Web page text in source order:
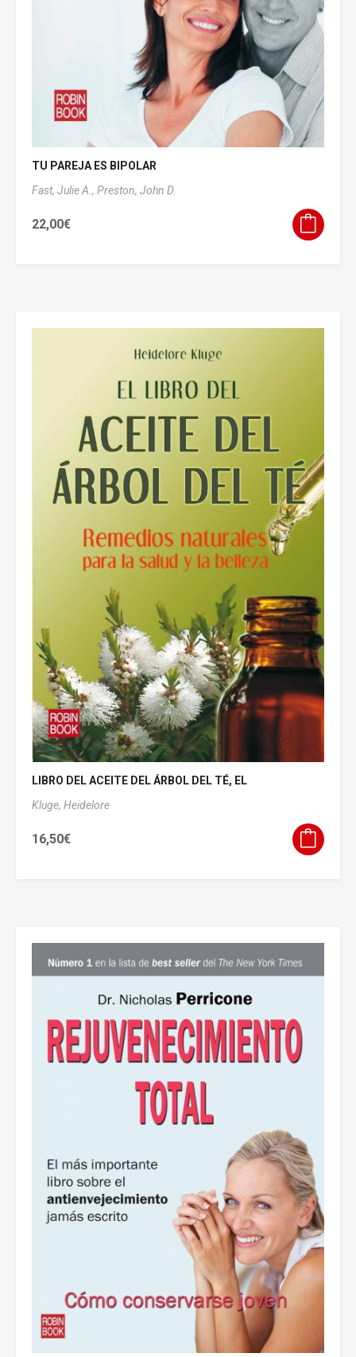
TU PAREJA ES BIPOLAR
Fast, Julie A., Preston, John D.
22,00€
LIBRO DEL ACEITE DEL ÁRBOL DEL TÉ, EL
Kluge, Heidelore
16,50€